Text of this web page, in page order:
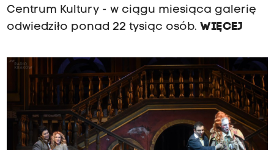
Centrum Kultury - w ciągu miesiąca galerię
odwiedziło ponad 22 tysiąc osób. WIĘCEJ